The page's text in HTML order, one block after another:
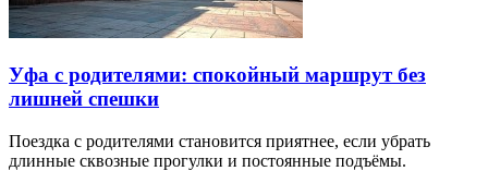
Уфа с родителями: спокойный маршрут без
лишней спешки
Поездка с родителями становится приятнее, если убрать
длинные сквозные прогулки и постоянные подъёмы.